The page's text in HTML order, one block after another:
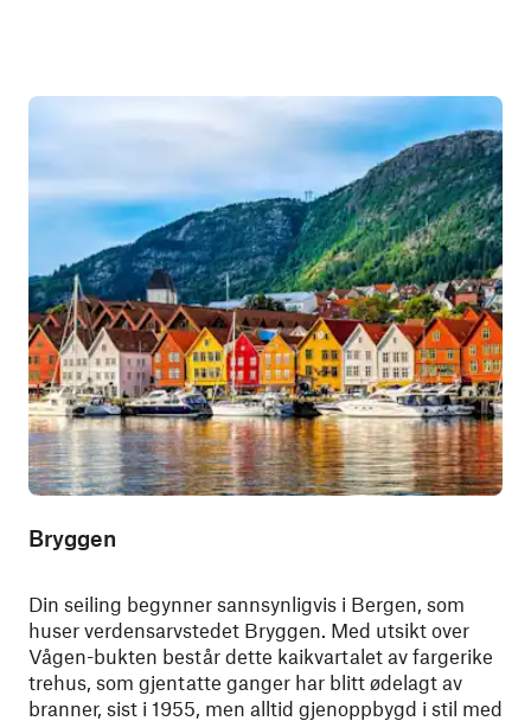
Bryggen
Din seiling begynner sannsynligvis i Bergen, som
huser verdensarvstedet Bryggen. Med utsikt over
Vågen-bukten består dette kaikvartalet av fargerike
trehus, som gjentatte ganger har blitt ødelagt av
branner, sist i 1955, men alltid gjenoppbygd i stil med